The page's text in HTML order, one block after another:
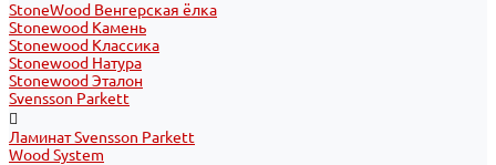
StoneWood Венгерская ёлка
Stonewood Камень
Stonewood Классика
Stonewood Натура
Stonewood Эталон
Svensson Parkett
Ламинат Svensson Parkett
Wood System